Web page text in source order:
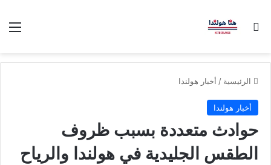
بحث عن
الرئيسية / أخبار هولندا
أخبار هولندا
حوادث متعددة بسبب ظروف
الطقس الجليدية في هولندا والرياح